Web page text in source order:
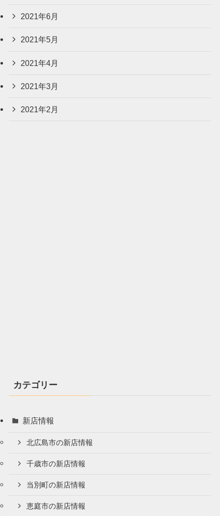
2021年6月
2021年5月
2021年4月
2021年3月
2021年2月
カテゴリー
新店情報
北広島市の新店情報
千歳市の新店情報
当別町の新店情報
恵庭市の新店情報